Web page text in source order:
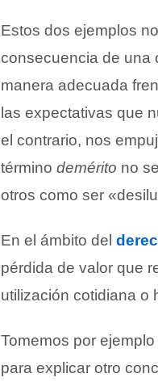
Estos dos ejemplos
consecuencia de una
manera adecuada
las expectativas que
el contrario, nos
término demérito no
otros como ser
En el ámbito del
pérdida de valor que
utilización cotidiana o
Tomemos por
para explicar otro